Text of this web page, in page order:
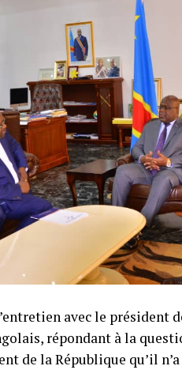
avec le président
répondant à la
de la République qu’il